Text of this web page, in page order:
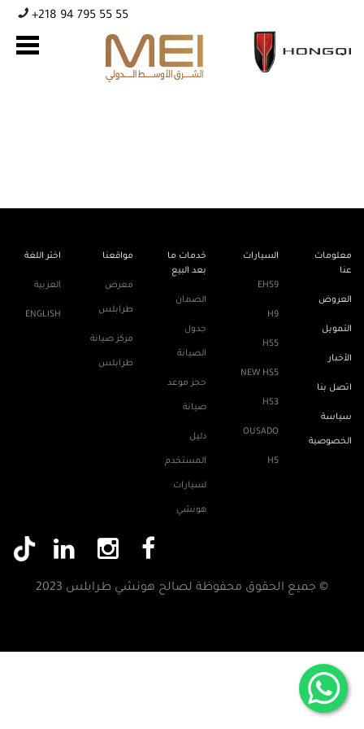
+218 94 795 55 55
معلومات
عنا
العروض
التمويل
الأخبار
اتصل بنا
سياسة
الخصوصية
السيارات
EHS9
H9
HS5
NEW HS5
HS3
OUSADO
H5
خدمات ما
بعد البيع
الضمان
جدول
الصيانة
حجز موعد
صيانة
دليل
المستخدم
لسيارات
هونشي
مواقعنا
معرض
طرابلس
مركز صيانة
طرابلس
اختر اللغة
العربية
ENGLISH
© جميع الحقوق محفوظة لصالح هونشي طرابلس 2023